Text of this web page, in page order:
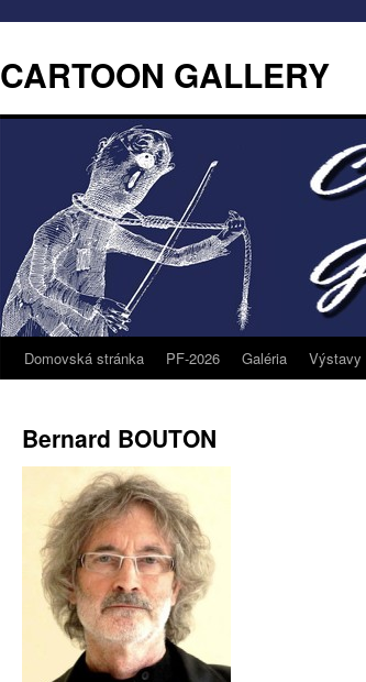
CARTOON GALLERY
Domovská stránka PF-2026 Galéria Výstavy
Bernard BOUTON